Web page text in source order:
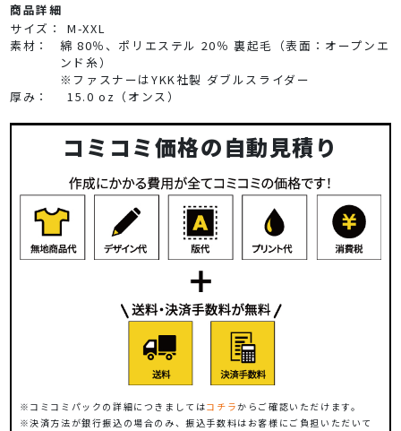
商品詳細
サイズ：
M-XXL
素材：
綿 80％、ポリエステル 20％ 裏起毛（表面：オープンエ
ンド糸）
※ファスナーはYKK社製 ダブルスライダー
厚み：
15.0 oz（オンス）
コミコミ価格の自動見積り
コミコミパックの詳細につきましてはコチラからご確認いただけます。
決済方法が銀行振込の場合のみ、振込手数料はお客様にご負担いただいて